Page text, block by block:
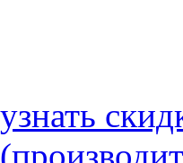
узнать